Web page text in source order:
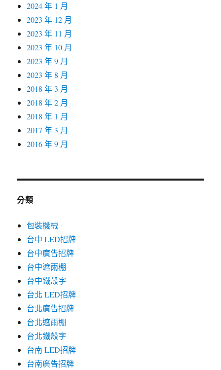
2024 年 1 月
2023 年 12 月
2023 年 11 月
2023 年 10 月
2023 年 9 月
2023 年 8 月
2018 年 3 月
2018 年 2 月
2018 年 1 月
2017 年 3 月
2016 年 9 月
分類
包裝機械
台中 LED招牌
台中廣告招牌
台中遮雨棚
台中鐵殼字
台北 LED招牌
台北廣告招牌
台北遮雨棚
台北鐵殼字
台南 LED招牌
台南廣告招牌